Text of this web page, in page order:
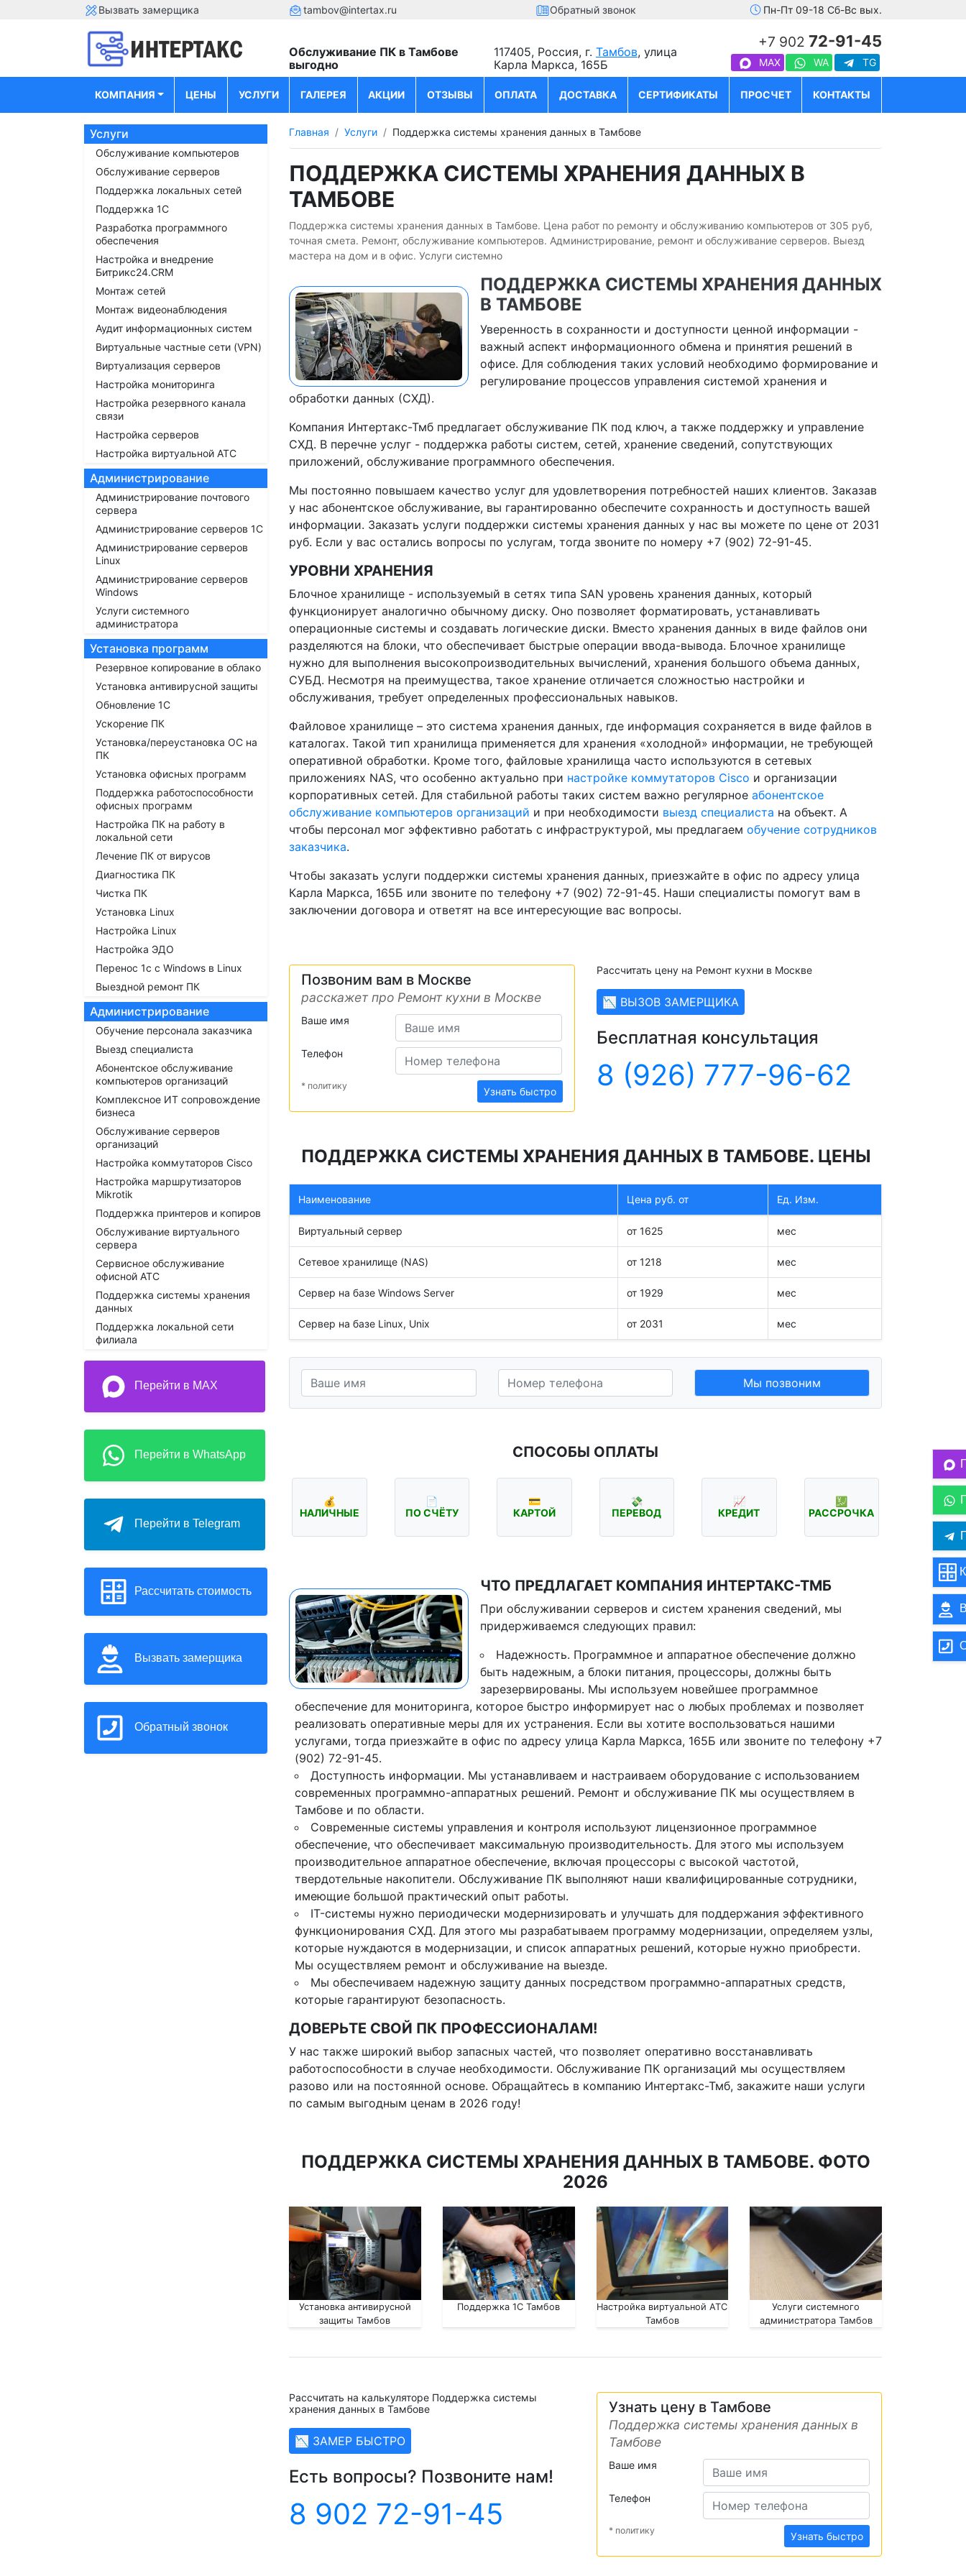
Вызвать замерщика tambov@intertax.ru Обратный звонок Пн-Пт 09-18 Сб-Вс вых.
Обслуживание ПК в Тамбове
выгодно
117405, Россия, г. Тамбов, улица
Карла Маркса, 165Б
+7 902 72-91-45
MAX WA TG
КОМПАНИЯ ЦЕНЫ УСЛУГИ ГАЛЕРЕЯ АКЦИИ ОТЗЫВЫ ОПЛАТА ДОСТАВКА СЕРТИФИКАТЫ ПРОСЧЕТ КОНТАКТЫ
Услуги
Обслуживание компьютеров
Обслуживание серверов
Поддержка локальных сетей
Поддержка 1С
Разработка программного
обеспечения
Настройка и внедрение
Битрикс24.CRM
Монтаж сетей
Монтаж видеонаблюдения
Аудит информационных систем
Виртуальные частные сети (VPN)
Виртуализация серверов
Настройка мониторинга
Настройка резервного канала
связи
Настройка серверов
Настройка виртуальной АТС
Администрирование
Администрирование почтового
сервера
Администрирование серверов 1С
Администрирование серверов
Linux
Администрирование серверов
Windows
Услуги системного
администратора
Установка программ
Резервное копирование в облако
Установка антивирусной защиты
Обновление 1С
Ускорение ПК
Установка/переустановка ОС на
ПК
Установка офисных программ
Поддержка работоспособности
офисных программ
Настройка ПК на работу в
локальной сети
Лечение ПК от вирусов
Диагностика ПК
Чистка ПК
Установка Linux
Настройка Linux
Настройка ЭДО
Перенос 1с с Windows в Linux
Выездной ремонт ПК
Администрирование
Обучение персонала заказчика
Выезд специалиста
Абонентское обслуживание
компьютеров организаций
Комплексное ИТ сопровождение
бизнеса
Обслуживание серверов
организаций
Настройка коммутаторов Cisco
Настройка маршрутизаторов
Mikrotik
Поддержка принтеров и копиров
Обслуживание виртуального
сервера
Сервисное обслуживание
офисной АТС
Поддержка системы хранения
данных
Поддержка локальной сети
филиала
Перейти в MAX
Перейти в WhatsApp
Перейти в Telegram
Рассчитать стоимость
Вызвать замерщика
Обратный звонок
Главная Услуги Поддержка системы хранения данных в Тамбове
ПОДДЕРЖКА СИСТЕМЫ ХРАНЕНИЯ ДАННЫХ В
ТАМБОВЕ
Поддержка системы хранения данных в Тамбове. Цена работ по ремонту и обслуживанию компьютеров от 305 руб,
точная смета. Ремонт, обслуживание компьютеров. Администрирование, ремонт и обслуживание серверов. Выезд
мастера на дом и в офис. Услуги системно
ПОДДЕРЖКА СИСТЕМЫ ХРАНЕНИЯ ДАННЫХ
В ТАМБОВЕ
Уверенность в сохранности и доступности ценной информации -
важный аспект информационного обмена и принятия решений в
офисе. Для соблюдения таких условий необходимо формирование и
регулирование процессов управления системой хранения и
обработки данных (СХД).
Компания Интертакс-Тмб предлагает обслуживание ПК под ключ, а также поддержку и управление
СХД. В перечне услуг - поддержка работы систем, сетей, хранение сведений, сопутствующих
приложений, обслуживание программного обеспечения.
Мы постоянно повышаем качество услуг для удовлетворения потребностей наших клиентов. Заказав
у нас абонентское обслуживание, вы гарантированно обеспечите сохранность и доступность вашей
информации. Заказать услуги поддержки системы хранения данных у нас вы можете по цене от 2031
руб. Если у вас остались вопросы по услугам, тогда звоните по номеру +7 (902) 72-91-45.
УРОВНИ ХРАНЕНИЯ
Блочное хранилище - используемый в сетях типа SAN уровень хранения данных, который
функционирует аналогично обычному диску. Оно позволяет форматировать, устанавливать
операционные системы и создавать логические диски. Вместо хранения данных в виде файлов они
разделяются на блоки, что обеспечивает быстрые операции ввода-вывода. Блочное хранилище
нужно для выполнения высокопроизводительных вычислений, хранения большого объема данных,
СУБД. Несмотря на преимущества, такое хранение отличается сложностью настройки и
обслуживания, требует определенных профессиональных навыков.
Файловое хранилище – это система хранения данных, где информация сохраняется в виде файлов в
каталогах. Такой тип хранилища применяется для хранения «холодной» информации, не требующей
оперативной обработки. Кроме того, файловые хранилища часто используются в сетевых
приложениях NAS, что особенно актуально при настройке коммутаторов Cisco и организации
корпоративных сетей. Для стабильной работы таких систем важно регулярное абонентское
обслуживание компьютеров организаций и при необходимости выезд специалиста на объект. А
чтобы персонал мог эффективно работать с инфраструктурой, мы предлагаем обучение сотрудников
заказчика.
Чтобы заказать услуги поддержки системы хранения данных, приезжайте в офис по адресу улица
Карла Маркса, 165Б или звоните по телефону +7 (902) 72-91-45. Наши специалисты помогут вам в
заключении договора и ответят на все интересующие вас вопросы.
Позвоним вам в Москве
расскажет про Ремонт кухни в Москве
Ваше имя
Телефон
* политику Узнать быстро
Рассчитать цену на Ремонт кухни в Москве
📉 ВЫЗОВ ЗАМЕРЩИКА
Бесплатная консультация
8 (926) 777-96-62
ПОДДЕРЖКА СИСТЕМЫ ХРАНЕНИЯ ДАННЫХ В ТАМБОВЕ. ЦЕНЫ
Наименование Цена руб. от Ед. Изм.
Виртуальный сервер от 1625 мес
Сетевое хранилище (NAS) от 1218 мес
Сервер на базе Windows Server от 1929 мес
Сервер на базе Linux, Unix от 2031 мес
Мы позвоним
СПОСОБЫ ОПЛАТЫ
💰
НАЛИЧНЫЕ
📄
ПО СЧЁТУ
💳
КАРТОЙ
💸
ПЕРЕВОД
📈
КРЕДИТ
💹
РАССРОЧКА
ЧТО ПРЕДЛАГАЕТ КОМПАНИЯ ИНТЕРТАКС-ТМБ
При обслуживании серверов и систем хранения сведений, мы
придерживаемся следующих правил:
Надежность. Программное и аппаратное обеспечение должно
быть надежным, а блоки питания, процессоры, должны быть
зарезервированы. Мы используем новейшее программное
обеспечение для мониторинга, которое быстро информирует нас о любых проблемах и позволяет
реализовать оперативные меры для их устранения. Если вы хотите воспользоваться нашими
услугами, тогда приезжайте в офис по адресу улица Карла Маркса, 165Б или звоните по телефону +7
(902) 72-91-45.
Доступность информации. Мы устанавливаем и настраиваем оборудование с использованием
современных программно-аппаратных решений. Ремонт и обслуживание ПК мы осуществляем в
Тамбове и по области.
Современные системы управления и контроля используют лицензионное программное
обеспечение, что обеспечивает максимальную производительность. Для этого мы используем
производительное аппаратное обеспечение, включая процессоры с высокой частотой,
твердотельные накопители. Обслуживание ПК выполняют наши квалифицированные сотрудники,
имеющие большой практический опыт работы.
IT-системы нужно периодически модернизировать и улучшать для поддержания эффективного
функционирования СХД. Для этого мы разрабатываем программу модернизации, определяем узлы,
которые нуждаются в модернизации, и список аппаратных решений, которые нужно приобрести.
Мы осуществляем ремонт и обслуживание на выезде.
Мы обеспечиваем надежную защиту данных посредством программно-аппаратных средств,
которые гарантируют безопасность.
ДОВЕРЬТЕ СВОЙ ПК ПРОФЕССИОНАЛАМ!
У нас также широкий выбор запасных частей, что позволяет оперативно восстанавливать
работоспособности в случае необходимости. Обслуживание ПК организаций мы осуществляем
разово или на постоянной основе. Обращайтесь в компанию Интертакс-Тмб, закажите наши услуги
по самым выгодным ценам в 2026 году!
ПОДДЕРЖКА СИСТЕМЫ ХРАНЕНИЯ ДАННЫХ В ТАМБОВЕ. ФОТО
2026
Установка антивирусной
защиты Тамбов
Поддержка 1С Тамбов
Настройка виртуальной АТС
Тамбов
Услуги системного
администратора Тамбов
Рассчитать на калькуляторе Поддержка системы
хранения данных в Тамбове
📉 ЗАМЕР БЫСТРО
Есть вопросы? Позвоните нам!
8 902 72-91-45
Узнать цену в Тамбове
Поддержка системы хранения данных в
Тамбове
Ваше имя
Телефон
* политику Узнать быстро